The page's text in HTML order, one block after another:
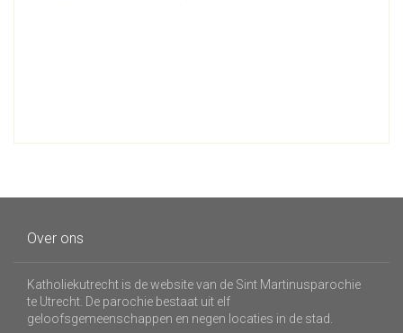
Over ons
Katholiekutrecht is de website van de Sint Martinusparochie
te Utrecht. De parochie bestaat uit elf
geloofsgemeenschappen en negen locaties in de stad.